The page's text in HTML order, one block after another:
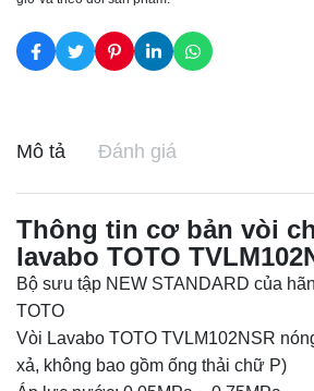
Mô tả Đánh giá
Thông tin cơ bản vòi
lavabo TOTO
Bộ sưu tập NEW STANDARD của
TOTO
Vòi Lavabo TOTO TVLM102NSR
xả, không bao gồm ống thải chữ P)